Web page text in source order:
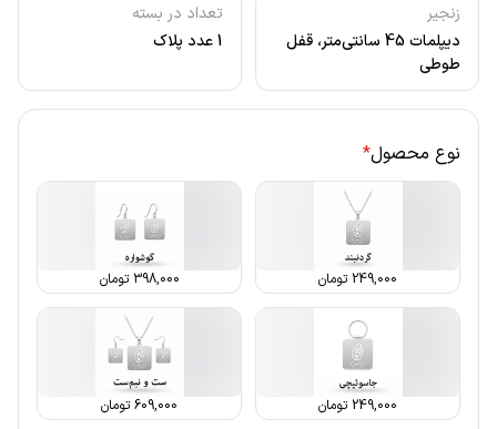
زنجیر
دیپلمات 45 سانتی‌متر، قفل
طوطی
تعداد در بسته
1 عدد پلاک
نوع محصول*
249,000 تومان 398,000 تومان
249,000 تومان 609,000تومان